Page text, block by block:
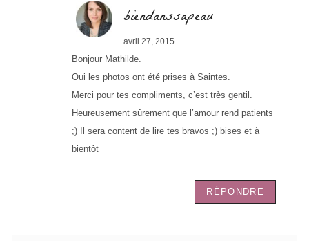
biendanssapeau
avril 27, 2015
Bonjour Mathilde.
Oui les photos ont été prises à Saintes.
Merci pour tes compliments, c’est très gentil.
Heureusement sûrement que l’amour rend patients
;) Il sera content de lire tes bravos ;) bises et à
bientôt
RÉPONDRE